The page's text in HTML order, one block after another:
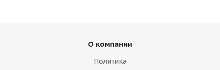
О компании
Политика